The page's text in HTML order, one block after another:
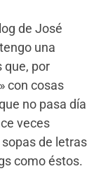
de José
una
que, por
con cosas
no pasa día
veces
sopas de letras
como éstos.